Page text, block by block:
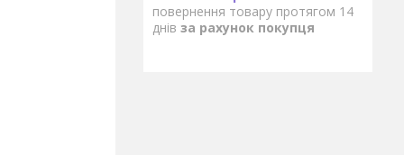
повернення товару протягом 14
днів за рахунок покупця